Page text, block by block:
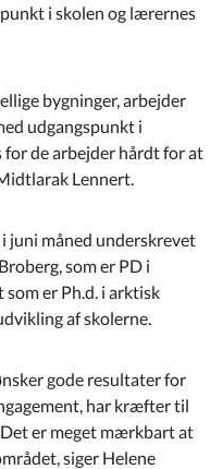
i skolen og lærernes
bygninger, arbejder
udgangspunkt i
de arbejder hårdt for at
Lennert.
juni måned underskrevet
som er PD i
er Ph.d. i arktisk
af skolerne.
gode resultater for
har kræfter til
er meget mærkbart at
siger Helene